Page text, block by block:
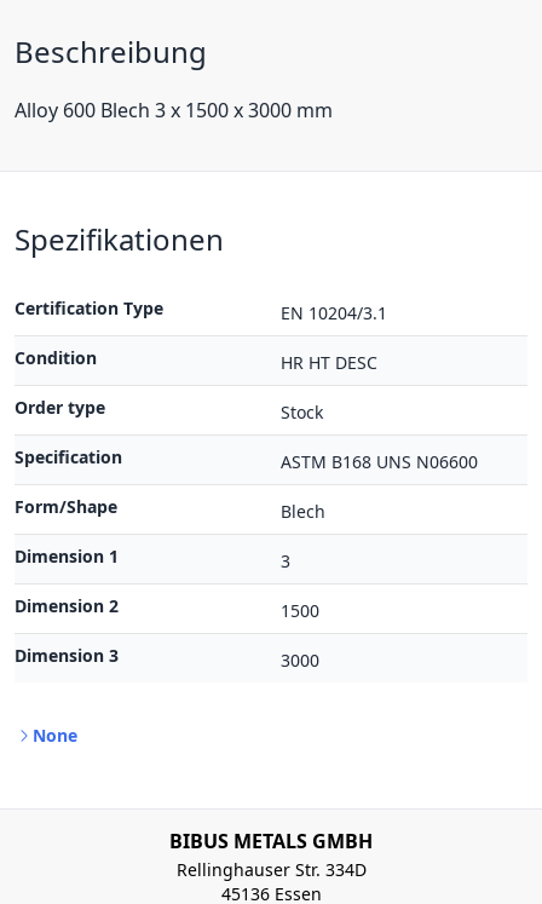
Beschreibung
Alloy 600 Blech 3 x 1500 x 3000 mm
Spezifikationen
Certification Type
EN 10204/3.1
Condition
HR HT DESC
Order type
Stock
Specification
ASTM B168 UNS N06600
Form/Shape
Blech
Dimension 1
3
Dimension 2
1500
Dimension 3
3000
None
BIBUS METALS GMBH
Rellinghauser Str. 334D
45136 Essen